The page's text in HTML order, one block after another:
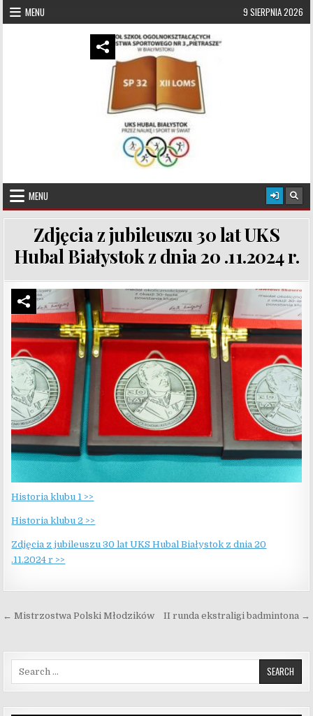
Skip to content
MENU 9 SIERPNIA 2026
UKS Hubal Białystok
MENU
Zdjęcia z jubileuszu 30 lat UKS
Hubal Białystok z dnia 20 .11.2024 r.
Historia klubu 1 >>
Historia klubu 2 >>
Zdjęcia z jubileuszu 30 lat UKS Hubal Białystok z dnia 20
.11.2024 r >>
Nawigacja wpisu II runda ekstraligi badmintona →
← Mistrzostwa Polski Młodzików